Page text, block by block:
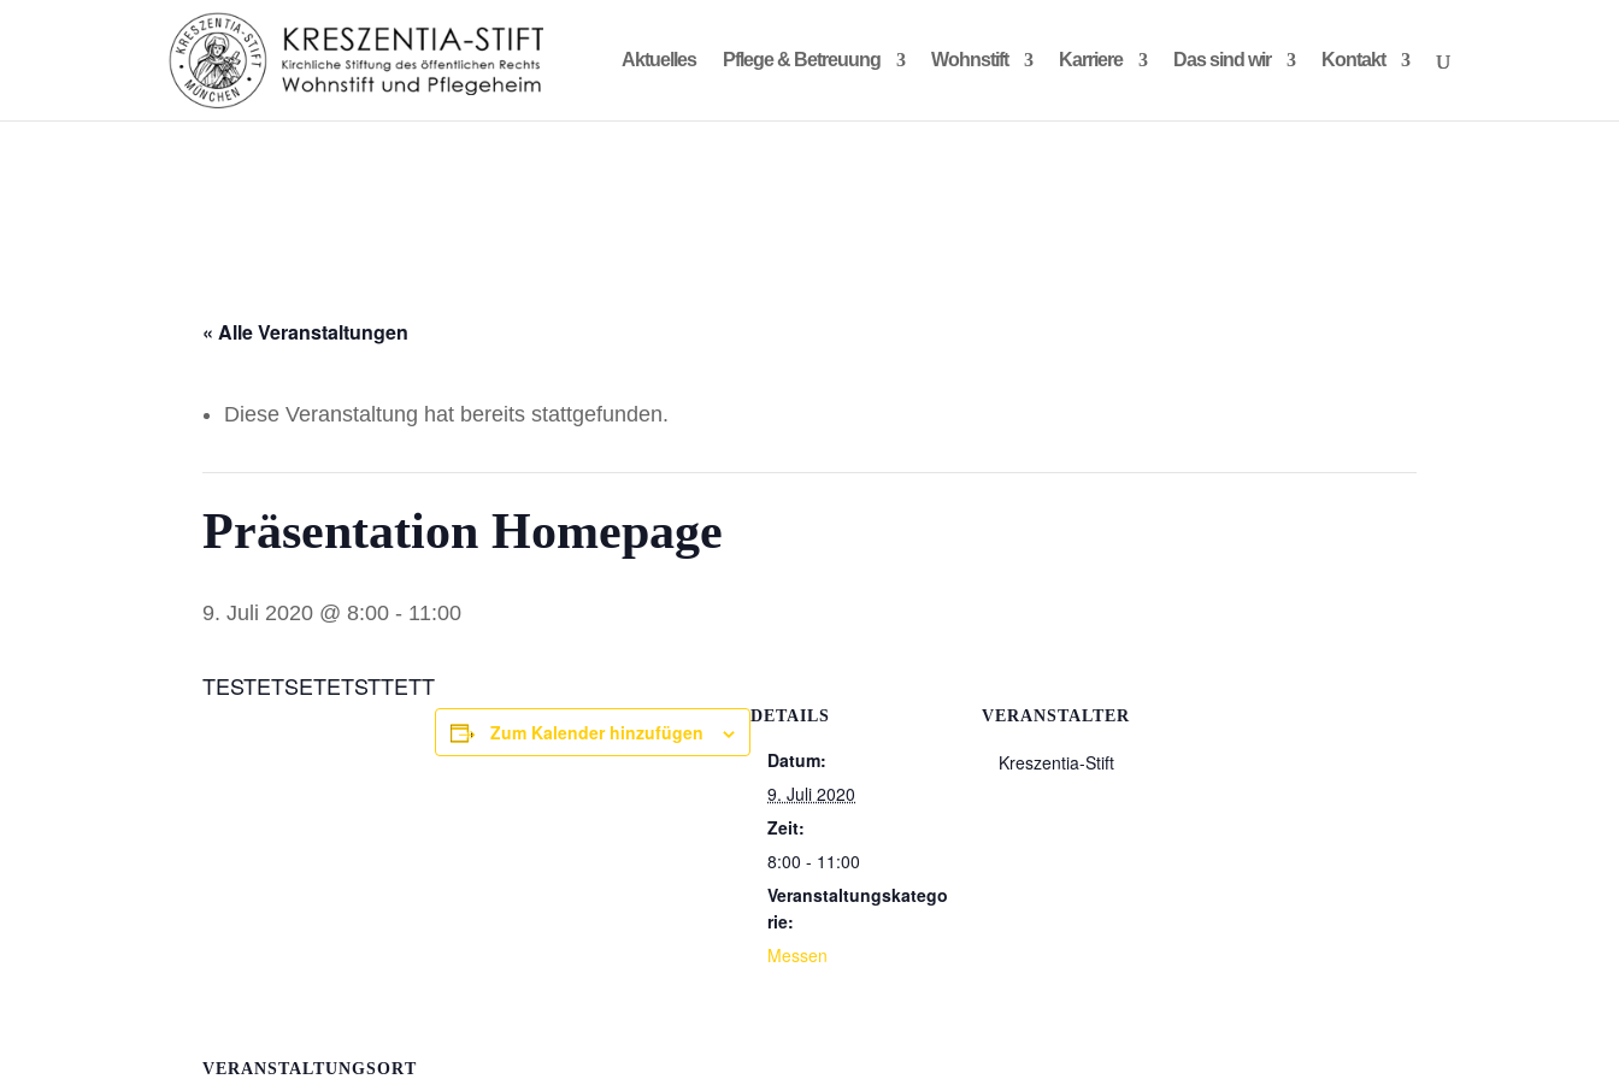
28aa7ia8s3d204bc3am8vj36gxgz6z
Aktuelles Pflege & Betreuung Wohnstift Karriere Das sind wir Kontakt
« Alle Veranstaltungen
Diese Veranstaltung hat bereits stattgefunden.
Präsentation Homepage
9. Juli 2020 @ 8:00 - 11:00
TESTETSETETSTTETT
Zum Kalender hinzufügen
DETAILS
Datum:
9. Juli 2020
Zeit:
8:00 - 11:00
Veranstaltungskatego
rie:
Messen
VERANSTALTER
Kreszentia-Stift
VERANSTALTUNGSORT